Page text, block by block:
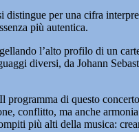
per una cifra
più autentica.
l’alto profilo di un
diversi, da Johann
di questo
conflitto, ma anche
più alti della musica: